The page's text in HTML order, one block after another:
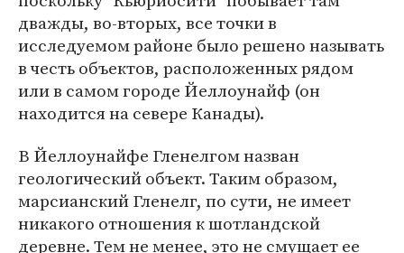
дважды, во-вторых, все точки в
исследуемом районе было решено называть
в честь объектов, расположенных рядом
или в самом городе Йеллоунайф (он
находится на севере Канады).
В Йеллоунайфе Гленелгом назван
геологический объект. Таким образом,
марсианский Гленелг, по сути, не имеет
никакого отношения к шотландской
деревне. Тем не менее, это не смущает ее